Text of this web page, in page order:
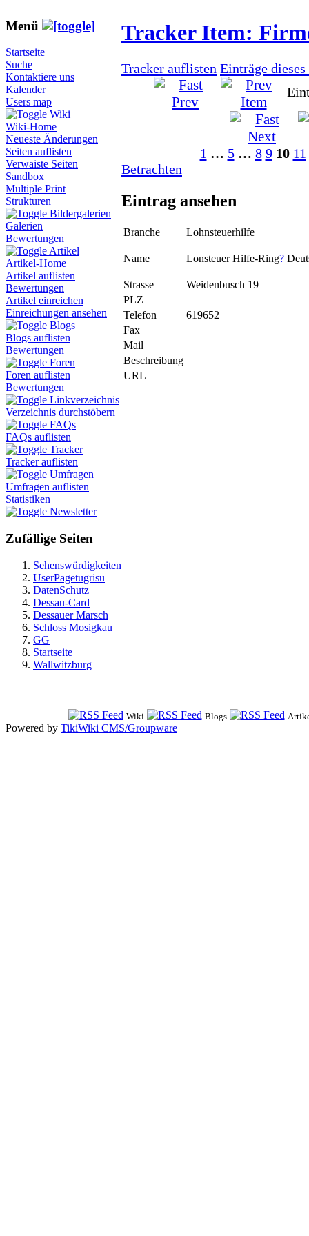
Menü
Startseite
Suche
Kontaktiere uns
Kalender
Users map
Wiki
Wiki-Home
Neueste Änderungen
Seiten auflisten
Verwaiste Seiten
Sandbox
Multiple Print
Strukturen
Bildergalerien
Galerien
Bewertungen
Artikel
Artikel-Home
Artikel auflisten
Bewertungen
Artikel einreichen
Einreichungen ansehen
Blogs
Blogs auflisten
Bewertungen
Foren
Foren auflisten
Bewertungen
Linkverzeichnis
Verzeichnis durchstöbern
FAQs
FAQs auflisten
Tracker
Tracker auflisten
Umfragen
Umfragen auflisten
Statistiken
Newsletter
Zufällige Seiten
Sehenswürdigkeiten
UserPagetugrisu
DatenSchutz
Dessau-Card
Dessauer Marsch
Schloss Mosigkau
GG
Startseite
Wallwitzburg
Tracker Item:
Tracker auflisten Einträge dieses
1 … 5 … 8 9 10 11
Betrachten
Eintrag ansehen
Branche Lohnsteuerhilfe
Name Lonsteuer Hilfe-Ring?
Strasse
Weidenbusch 19
PLZ
Telefon
619652
Fax
Mail
Beschreibung
URL
Wiki Blogs
Powered by TikiWiki CMS/Groupware